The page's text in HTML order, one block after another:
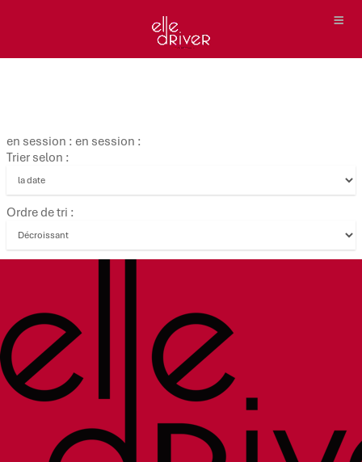
en session : en session :
Trier selon :
Ordre de tri :